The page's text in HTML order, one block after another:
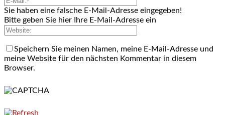
Sie haben eine falsche E-Mail-Adresse eingegeben!
Bitte geben Sie hier Ihre E-Mail-Adresse ein
Speichern Sie meinen Namen, meine E-Mail-Adresse und
meine Website für den nächsten Kommentar in diesem
Browser.